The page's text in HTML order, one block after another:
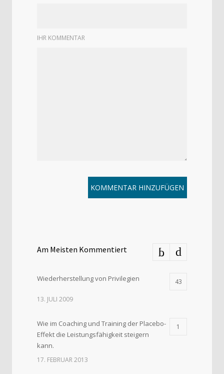
IHR KOMMENTAR
Am Meisten Kommentiert
Wiederherstellung von Privilegien 43
13. JULI 2009
Wie im Coaching und Training der Placebo-
Effekt die Leistungsfähigkeit steigern
kann.
1
17. FEBRUAR 2013